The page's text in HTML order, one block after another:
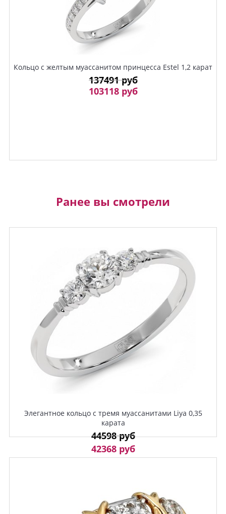
Кольцо с желтым муассанитом принцесса Estel 1,2 карат
137491 руб
103118 руб
Ранее вы смотрели
Элегантное кольцо с тремя муассанитами Liya 0,35
карата
44598 руб
42368 руб